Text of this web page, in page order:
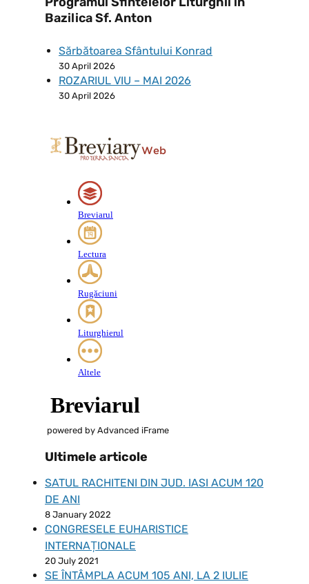
Bazilica Sf. Anton
Sărbătoarea Sfântului Konrad
30 April 2026
ROZARIUL VIU – MAI 2026
30 April 2026
powered by Advanced iFrame
Ultimele articole
SATUL RACHITENI DIN JUD. IASI ACUM 120
DE ANI
8 January 2022
CONGRESELE EUHARISTICE
INTERNAȚIONALE
20 July 2021
SE ÎNTÂMPLA ACUM 105 ANI, LA 2 IULIE